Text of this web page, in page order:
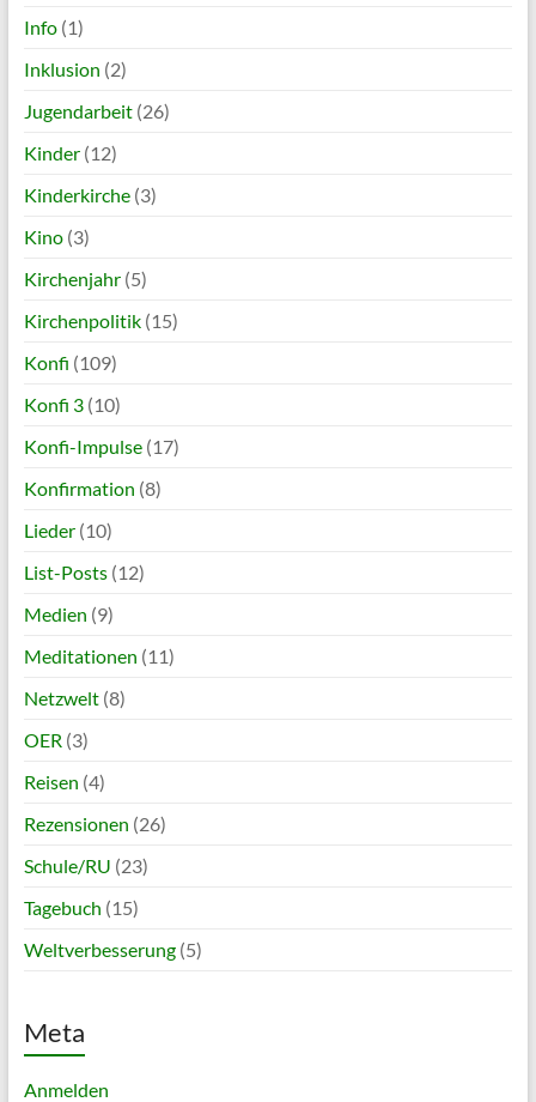
Info(1)
Inklusion (2)
Jugendarbeit(26)
Kinder(12)
Kinderkirche(3)
Kino(3)
Kirchenjahr(5)
Kirchenpolitik(15)
Konfi (109)
Konfi 3(10)
Konfi-Impulse(17)
Konfirmation (8)
Lieder(10)
List-Posts(12)
Medien (9)
Meditationen (11)
Netzwelt(8)
OER (3)
Reisen (4)
Rezensionen (26)
Schule/RU (23)
Tagebuch (15)
Weltverbesserung(5)
Meta
Anmelden